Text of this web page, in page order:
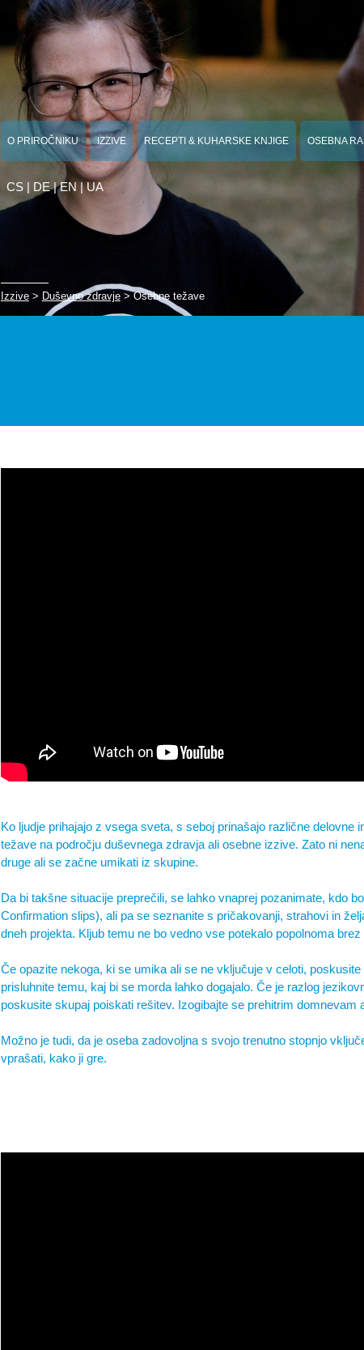
O PRIROČNIKU IZZIVE RECEPTI & KUHARSKE KNJIGE OSEBNA
CS | DE|EN|UA
Izzive> Duševno zdravje> Osebne težave
Ko ljudje prihajajo z vsega sveta, s seboj prinašajo različne delovne
težave na področju duševnega zdravja ali osebne izzive. Zato ni
druge ali se začne umikati iz skupine.
Da bi takšne situacije preprečili, se lahko vnaprej pozanimate, kdo
Confirmation slips), ali pa se seznanite s pričakovanji, strahovi in
dneh projekta. Kljub temu ne bo vedno vse potekalo popolnoma
Če opazite nekoga, ki se umika ali se ne vključuje v celoti,
prisluhnite temu, kaj bi se morda lahko dogajalo. Če je razlog
poskusite skupaj poiskati rešitev. Izogibajte se prehitrim domnevam
Možno je tudi, da je oseba zadovoljna s svojo trenutno stopnjo
vprašati, kako ji gre.